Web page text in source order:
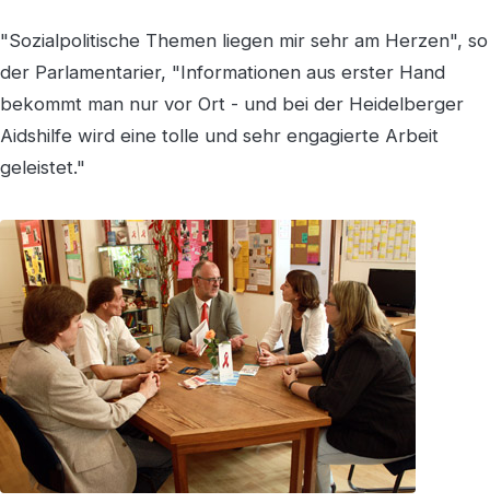
"Sozialpolitische Themen liegen mir sehr am Herzen", so
der Parlamentarier, "Informationen aus erster Hand
bekommt man nur vor Ort - und bei der Heidelberger
Aidshilfe wird eine tolle und sehr engagierte Arbeit
geleistet."